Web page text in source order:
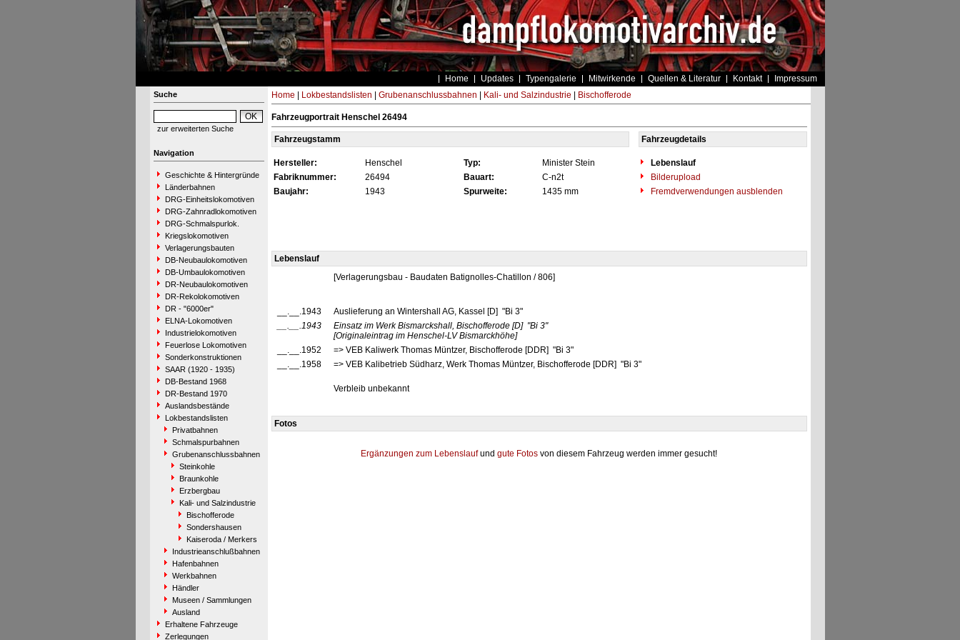
Home Updates Typengalerie Mitwirkende Quellen & Literatur Kontakt Impressum
Suche
zur erweiterten Suche
Navigation
Geschichte & Hintergründe
Länderbahnen
DRG-Einheitslokomotiven
DRG-Zahnradlokomotiven
DRG-Schmalspurlok.
Kriegslokomotiven
Verlagerungsbauten
DB-Neubaulokomotiven
DB-Umbaulokomotiven
DR-Neubaulokomotiven
DR-Rekolokomotiven
DR - "6000er"
ELNA-Lokomotiven
Industrielokomotiven
Feuerlose Lokomotiven
Sonderkonstruktionen
SAAR (1920 - 1935)
DB-Bestand 1968
DR-Bestand 1970
Auslandsbestände
Lokbestandslisten
Privatbahnen
Schmalspurbahnen
Grubenanschlussbahnen
Steinkohle
Braunkohle
Erzbergbau
Kali- und Salzindustrie
Bischofferode
Sondershausen
Kaiseroda / Merkers
Industrieanschlußbahnen
Hafenbahnen
Werkbahnen
Händler
Museen / Sammlungen
Ausland
Erhaltene Fahrzeuge
Zerlegungen
Home Lokbestandslisten Grubenanschlussbahnen Kali- und Salzindustrie Bischofferode
Fahrzeugportrait Henschel 26494
Fahrzeugstamm Fahrzeugdetails
Hersteller: Henschel Typ: Minister Stein
Lebenslauf
Fabriknummer:
26494 Bauart: C-n2t
Bilderupload
Baujahr:
1943 Spurweite: 1435 mm Fremdverwendungen ausblenden
Lebenslauf
[Verlagerungsbau - Baudaten Batignolles-Chatillon / 806]
__.__.1943
Auslieferung an Wintershall AG, Kassel [D] "Bi 3"
__.__.1943
Einsatz im Werk Bismarckshall, Bischofferode [D] "Bi 3"
[Originaleintrag im Henschel-LV Bismarckhöhe]
__.__.1952
=> VEB Kaliwerk Thomas Müntzer, Bischofferode [DDR] "Bi 3"
__.__.1958
=> VEB Kalibetrieb Südharz, Werk Thomas Müntzer, Bischofferode [DDR] "Bi 3"
Verbleib unbekannt
Fotos
Ergänzungen zum Lebenslaufund gute Fotos von diesem Fahrzeug werden immer gesucht!